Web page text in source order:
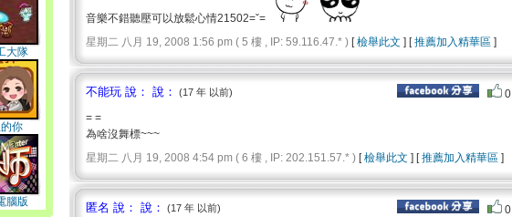
大隊
你
腦版
音樂不錯聽壓可以放鬆心情21502=ˇ=
星期二 八月 19, 2008 1:56 pm ( 5 樓 , IP: 59.116.47.* ) [檢舉此文 ] [推薦加入精華區 ]
不能玩 說： 說： (17 年 以前) 0
= =
為啥沒舞標~~~
星期二 八月 19, 2008 4:54 pm ( 6 樓 , IP: 202.151.57.* ) [檢舉此文 ] [推薦加入精華區 ]
匿名 說： 說： (17 年 以前) 0